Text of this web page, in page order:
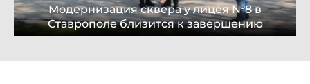
Модернизация сквера у лицея №8 в
Ставрополе близится к завершению